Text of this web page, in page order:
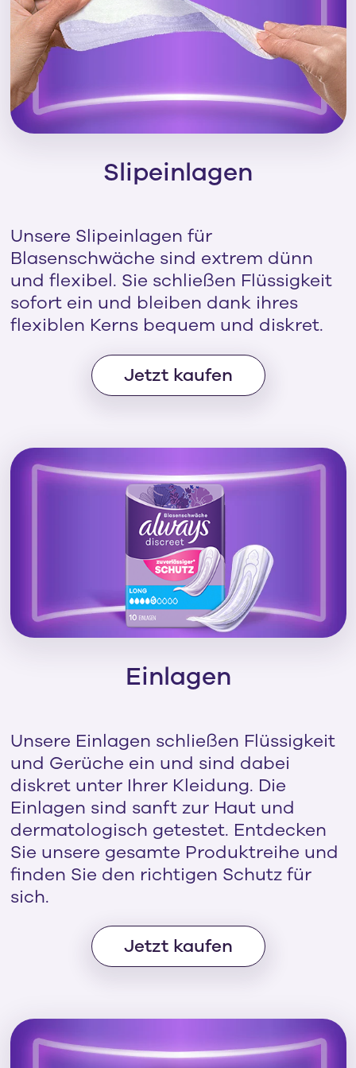
Slipeinlagen
Unsere Slipeinlagen für
Blasenschwäche sind extrem dünn
und flexibel. Sie schließen Flüssigkeit
sofort ein und bleiben dank ihres
flexiblen Kerns bequem und diskret.
Jetzt kaufen
Einlagen
Unsere Einlagen schließen Flüssigkeit
und Gerüche ein und sind dabei
diskret unter Ihrer Kleidung. Die
Einlagen sind sanft zur Haut und
dermatologisch getestet. Entdecken
Sie unsere gesamte Produktreihe und
finden Sie den richtigen Schutz für
sich.
Jetzt kaufen